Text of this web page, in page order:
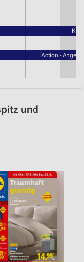
Action -
und